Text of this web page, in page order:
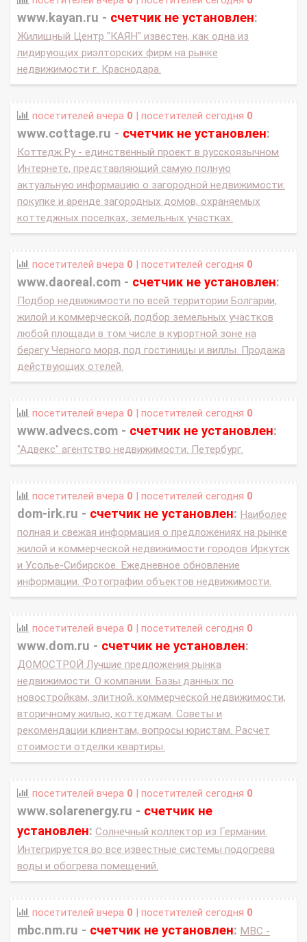
www.kayan.ru - счетчик не установлен:
Жилищный Центр "КАЯН" известен, как одна из
лидирующих риэлторских фирм на рынке
недвижимости г. Краснодара.
посетителей вчера 0 | посетителей сегодня 0
www.cottage.ru - счетчик не установлен:
Коттедж.Ру - единственный проект в русскоязычном
Интернете, представляющий самую полную
актуальную информацию о загородной недвижимости:
покупке и аренде загородных домов, охраняемых
коттеджных поселках, земельных участках.
посетителей вчера 0 | посетителей сегодня 0
www.daoreal.com - счетчик не установлен:
Подбор недвижимости по всей территории Болгарии,
жилой и коммерческой, подбор земельных участков
любой площади в том числе в курортной зоне на
берегу Черного моря, под гостиницы и виллы. Продажа
действующих отелей.
посетителей вчера 0 | посетителей сегодня 0
www.advecs.com - счетчик не установлен:
"Адвекс" агентство недвижимости. Петербург.
посетителей вчера 0 | посетителей сегодня 0
dom-irk.ru - счетчик не установлен: Наиболее
полная и свежая информация о предложениях на рынке
жилой и коммерческой недвижимости городов Иркутск
и Усолье-Сибирское. Ежедневное обновление
информации. Фотографии объектов недвижимости.
посетителей вчера 0 | посетителей сегодня 0
www.dom.ru - счетчик не установлен:
ДОМОСТРОЙ Лучшие предложения рынка
недвижимости. О компании. Базы данных по
новостройкам, элитной, коммерческой недвижимости,
вторичному жилью, коттеджам. Советы и
рекомендации клиентам, вопросы юристам. Расчет
стоимости отделки квартиры.
посетителей вчера 0 | посетителей сегодня 0
www.solarenergy.ru - счетчик не
установлен: Солнечный коллектор из Германии.
Интегрируется во все известные системы подогрева
воды и обогрева помещений.
посетителей вчера 0 | посетителей сегодня 0
mbc.nm.ru - счетчик не установлен: МВС -